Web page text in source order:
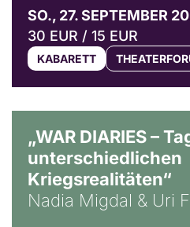
SO., 27. SEPTEMBER
30 EUR / 15 EUR
KABARETT
„WAR DIARIES –
unterschiedlichen
Kriegsrealitäten“
Nadia Migdal & Uri